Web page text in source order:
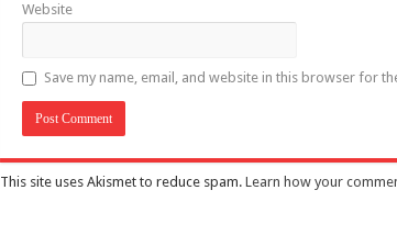
Website
Save my name, email, and website in this browser for
This site uses Akismet to reduce spam. Learn how your